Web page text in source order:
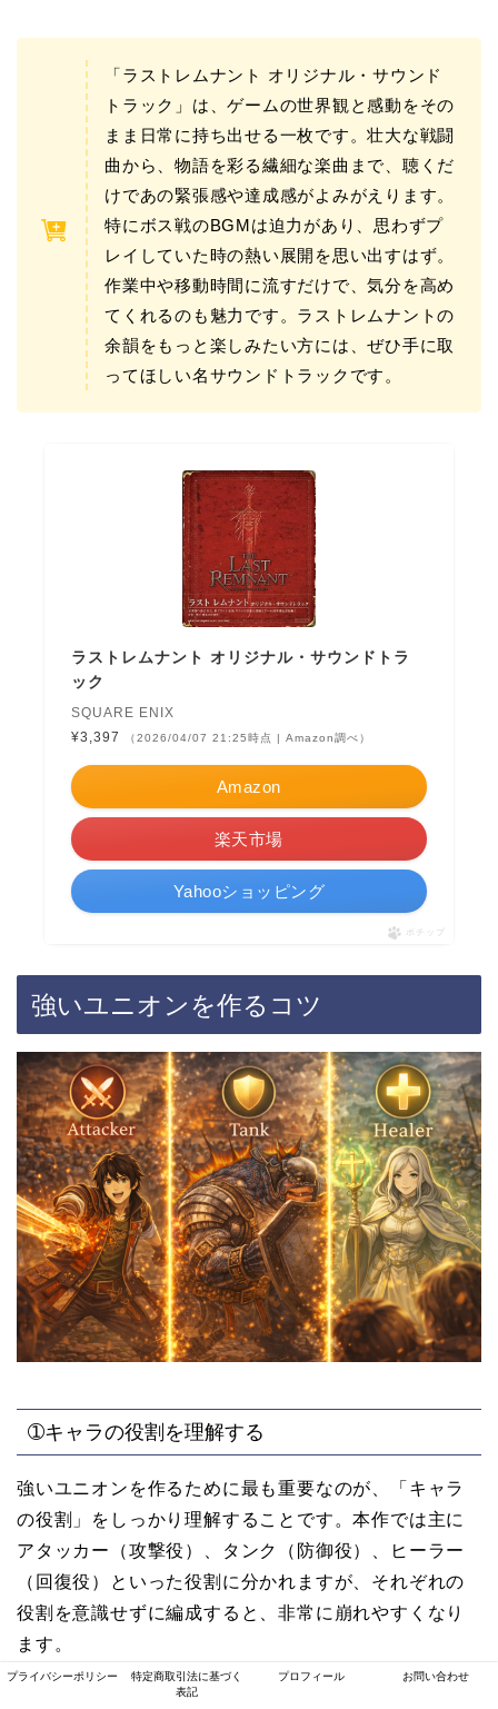
「ラストレムナント オリジナル・サウンド
トラック」は、ゲームの世界観と感動をその
まま日常に持ち出せる一枚です。壮大な戦闘
曲から、物語を彩る繊細な楽曲まで、聴くだ
けであの緊張感や達成感がよみがえります。
特にボス戦のBGMは迫力があり、思わずプ
レイしていた時の熱い展開を思い出すはず。
作業中や移動時間に流すだけで、気分を高め
てくれるのも魅力です。ラストレムナントの
余韻をもっと楽しみたい方には、ぜひ手に取
ってほしい名サウンドトラックです。
ラストレムナント オリジナル・サウンドトラ
ック
SQUARE ENIX
¥3,397
（2026/04/07 21:25時点 | Amazon調べ）
Amazon
楽天市場
Yahooショッピング
ポチップ
強いユニオンを作るコツ
➀キャラの役割を理解する
強いユニオンを作るために最も重要なのが、「キャラ
の役割」をしっかり理解することです。本作では主に
アタッカー（攻撃役）、タンク（防御役）、ヒーラー
（回復役）といった役割に分かれますが、それぞれの
役割を意識せずに編成すると、非常に崩れやすくなり
ます。
プライバシーポリシー
特定商取引法に基づく
表記
プロフィール お問い合わせ